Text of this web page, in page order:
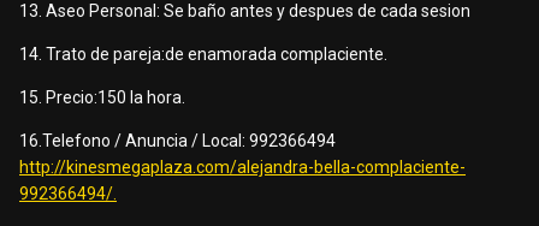
13. Aseo Personal: Se baño antes y despues de cada sesion
14. Trato de pareja:de enamorada complaciente.
15. Precio:150 la hora.
16.Telefono / Anuncia / Local: 992366494
http://kinesmegaplaza.com/alejandra-bella-complaciente-
992366494/.